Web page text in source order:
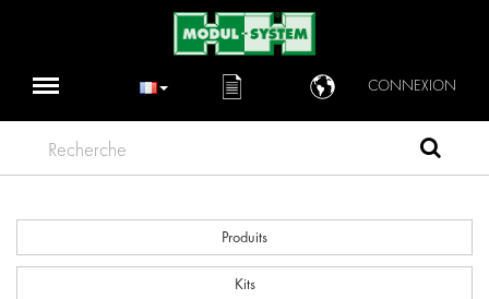
CONNEXION
Recherche
Produits
Kits